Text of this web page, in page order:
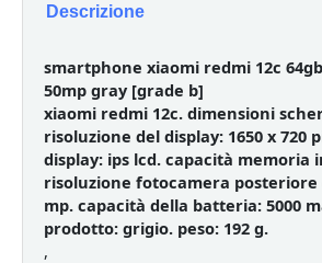
Descrizione
smartphone xiaomi redmi 12c
50mp gray [grade b]
xiaomi redmi 12c. dimensioni
risoluzione del display: 1650 x 720
display: ips lcd. capacità memoria
risoluzione fotocamera posteriore
mp. capacità della batteria: 5000
prodotto: grigio. peso: 192 g.
,